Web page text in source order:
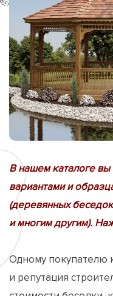
В нашем каталоге
вариантами и
(деревянных
и многим другим).
Одному покупателю
и репутация